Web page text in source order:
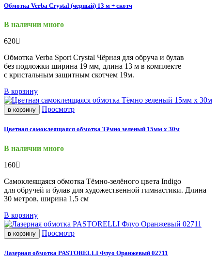
Обмотка Verba Crystal (черный) 13 м + скотч
В наличии много
620
Обмотка Verba Sport Crystal Чёрная для обруча и булав
без подложки ширина 19 мм, длина 13 м в комплекте
с кристальным защитным скотчем 19м.
В корзину
в корзину Просмотр
Цветная самоклеящаяся обмотка Тёмно зеленый 15мм х 30м
В наличии много
160
Самоклеящаяся обмотка Тёмно-зелёного цвета Indigo
для обручей и булав для художественной гимнастики. Длина
30 метров, ширина 1,5 см
В корзину
в корзину Просмотр
Лазерная обмотка PASTORELLI Флуо Оранжевый 02711